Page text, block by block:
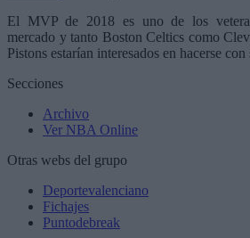
El MVP de 2018 es uno de los
mercado y tanto Boston Celtics como
Pistons estarían interesados en hacerse
Secciones
Archivo
Ver NBA Online
Otras webs del grupo
Deportevalenciano
Fichajes
Puntodebreak